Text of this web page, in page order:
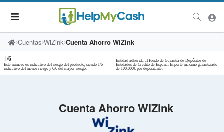
Cuentas WiZink Cuenta Ahorro WiZink
/6
Este número es indicativo del riesgo del producto, siendo 1/6
indicativo del menor riesgo y 6/6 del mayor riesgo.
Entidad adherida al Fondo de Garantía de Depósitos de
Entidades de Crédito de España. Importe máximo garantizado
de 100.000€ por depositante.
Cuenta Ahorro WiZink